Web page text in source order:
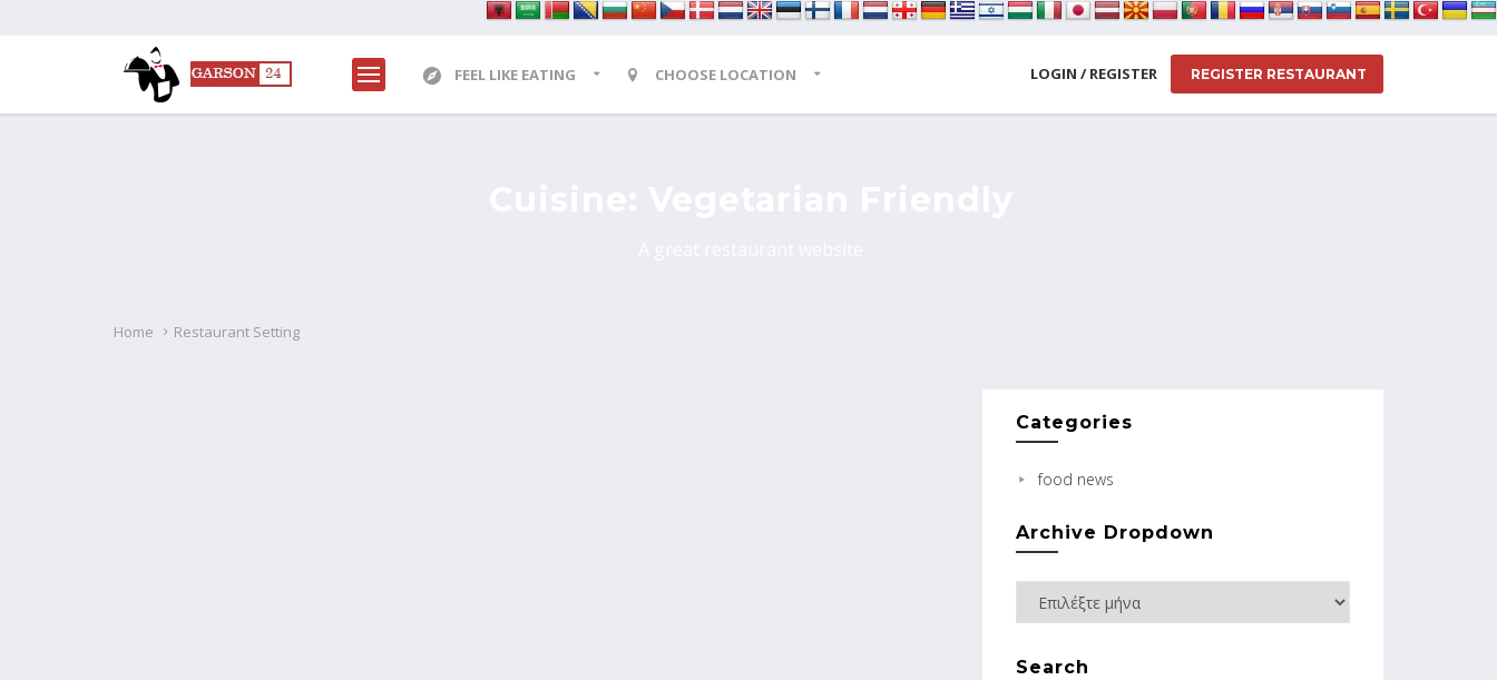
FEEL LIKE EATING CHOOSE LOCATION LOGIN / REGISTER REGISTER RESTAURANT
Home Restaurant Setting
Categories
food news
Archive Dropdown
Search